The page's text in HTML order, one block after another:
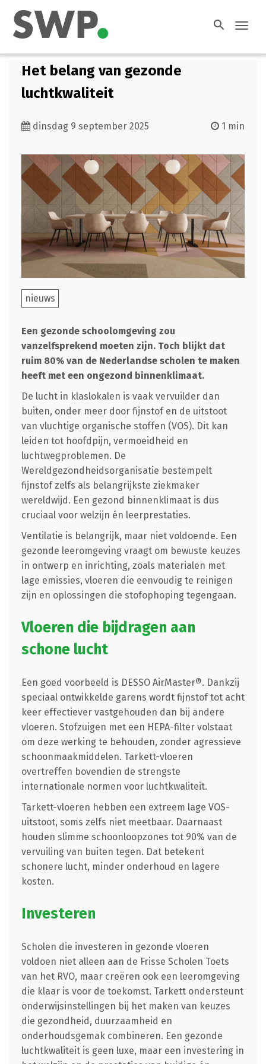
search
Het belang van gezonde
luchtkwaliteit
dinsdag 9 september 2025 1 min
nieuws
Een gezonde schoolomgeving zou
vanzelfsprekend moeten zijn. Toch blijkt dat
ruim 80% van de Nederlandse scholen te maken
heeft met een ongezond binnenklimaat.
De lucht in klaslokalen is vaak vervuilder dan
buiten, onder meer door fijnstof en de uitstoot
van vluchtige organische stoffen (VOS). Dit kan
leiden tot hoofdpijn, vermoeidheid en
luchtwegproblemen. De
Wereldgezondheidsorganisatie bestempelt
fijnstof zelfs als belangrijkste ziekmaker
wereldwijd. Een gezond binnenklimaat is dus
cruciaal voor welzijn én leerprestaties.
Ventilatie is belangrijk, maar niet voldoende. Een
gezonde leeromgeving vraagt om bewuste keuzes
in ontwerp en inrichting, zoals materialen met
lage emissies, vloeren die eenvoudig te reinigen
zijn en oplossingen die stofophoping tegengaan.
Vloeren die bijdragen aan
schone lucht
Een goed voorbeeld is DESSO AirMaster®. Dankzij
speciaal ontwikkelde garens wordt fijnstof tot acht
keer effectiever vastgehouden dan bij andere
vloeren. Stofzuigen met een HEPA-filter volstaat
om deze werking te behouden, zonder agressieve
schoonmaakmiddelen. Tarkett-vloeren
overtreffen bovendien de strengste
internationale normen voor luchtkwaliteit.
Tarkett-vloeren hebben een extreem lage VOS-
uitstoot, soms zelfs niet meetbaar. Daarnaast
houden slimme schoonloopzones tot 90% van de
vervuiling van buiten tegen. Dat betekent
schonere lucht, minder onderhoud en lagere
kosten.
Investeren
Scholen die investeren in gezonde vloeren
voldoen niet alleen aan de Frisse Scholen Toets
van het RVO, maar creëren ook een leeromgeving
die klaar is voor de toekomst. Tarkett ondersteunt
onderwijsinstellingen bij het maken van keuzes
die gezondheid, duurzaamheid en
onderhoudsgemak combineren. Een gezonde
luchtkwaliteit is geen luxe, maar een investering in